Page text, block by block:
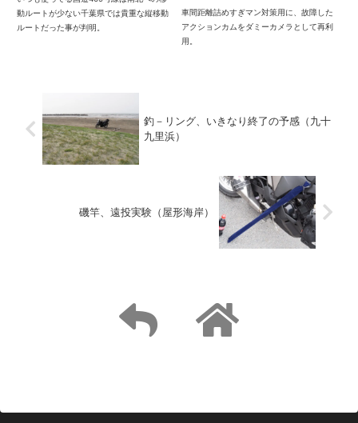
動ルートが少ない千葉県では貴重な縦移動
ルートだった事が判明。
車間距離詰めすぎマン対策用に、故障した
アクションカムをダミーカメラとして再利
用。
釣－リング、いきなり終了の予感（九十
九里浜）
磯竿、遠投実験（屋形海岸）